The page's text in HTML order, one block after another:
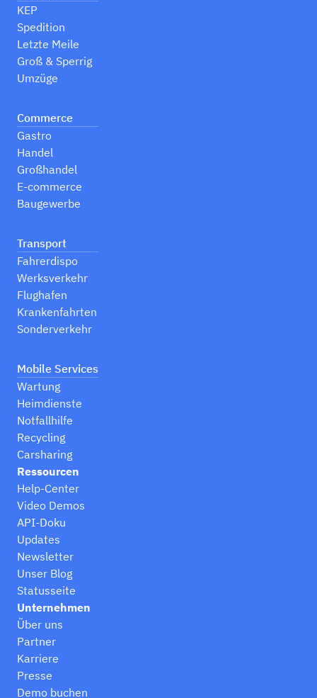
KEP
Spedition
Letzte Meile
Groß & Sperrig
Umzüge
Commerce
Gastro
Handel
Großhandel
E-commerce
Baugewerbe
Transport
Fahrerdispo
Werksverkehr
Flughafen
Krankenfahrten
Sonderverkehr
Mobile Services
Wartung
Heimdienste
Notfallhilfe
Recycling
Carsharing
Ressourcen
Help-Center
Video Demos
API-Doku
Updates
Newsletter
Unser Blog
Statusseite
Unternehmen
Über uns
Partner
Karriere
Presse
Demo buchen